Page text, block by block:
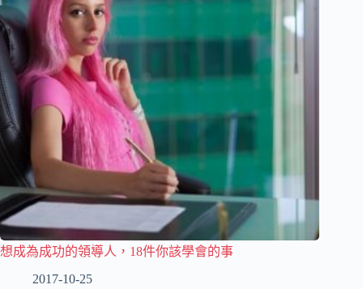
想成為成功的領導人，18件你該學會的事
2017-10-25